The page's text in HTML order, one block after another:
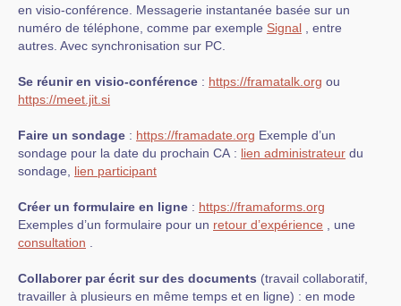
en visio-conférence. Messagerie instantanée basée sur un
numéro de téléphone, comme par exemple Signal , entre
autres. Avec synchronisation sur PC.
Se réunir en visio-conférence : https://framatalk.org ou
https://meet.jit.si
Faire un sondage : https://framadate.org Exemple d’un
sondage pour la date du prochain CA : lien administrateur du
sondage, lien participant
Créer un formulaire en ligne : https://framaforms.org
Exemples d’un formulaire pour un retour d’expérience , une
consultation
Collaborer par écrit sur des documents (travail collaboratif,
travailler à plusieurs en même temps et en ligne) : en mode